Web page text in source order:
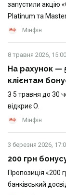
запустили акцію
Platinum та
Мінфін
8 травня 2026, 15:00
На рахунок —
клієнтам
З 5 травня до 30
відкриє О.
Мінфін
3 березня 2026,
200 грн
Пропозиція «200
банківський